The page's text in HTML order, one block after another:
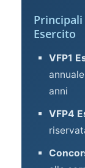
Esercito
VFP1
anni
VFP4